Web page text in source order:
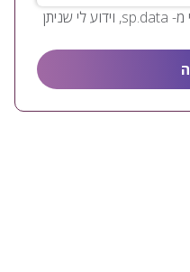
אני מסכים/ה לקבל דיוור שיווקי מ- sp.data, וידוע לי שניתן